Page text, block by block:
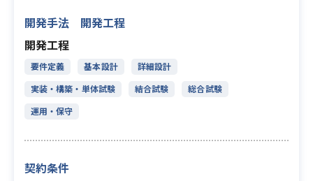
開発手法 開発工程
開発工程
要件定義 基本設計
詳細設計
実装・構築・単体試験
結合試験
総合試験
運用・保守
契約条件